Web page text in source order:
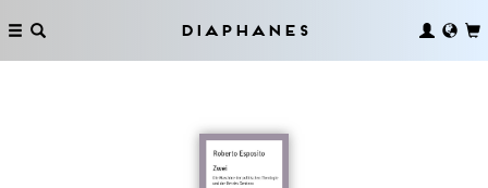
Diaphanes